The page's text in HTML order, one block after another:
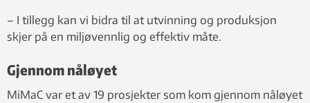
– I tillegg kan vi bidra til at utvinning og produksjon
skjer på en miljøvennlig og effektiv måte.
Gjennom nåløyet
MiMaC var et av 19 prosjekter som kom gjennom nåløyet